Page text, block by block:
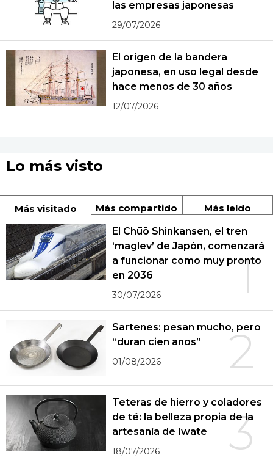
las empresas japonesas
29/07/2026
El origen de la bandera
japonesa, en uso legal desde
hace menos de 30 años
12/07/2026
Lo más visto
Más visitado Más compartido Más leído
1
El Chūō Shinkansen, el tren
‘maglev’ de Japón, comenzará
a funcionar como muy pronto
en 2036
30/07/2026
2
Sartenes: pesan mucho, pero
“duran cien años”
01/08/2026
3
Teteras de hierro y coladores
de té: la belleza propia de la
artesanía de Iwate
18/07/2026